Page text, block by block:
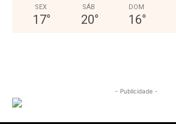
SEX
17°
SÁB
20°
DOM
16°
- Publicidade -